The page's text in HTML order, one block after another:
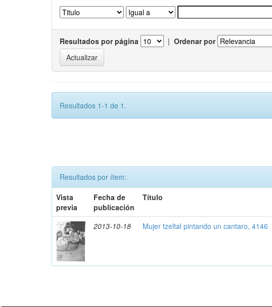
Resultados por página | Ordenar por
Resultados 1-1 de 1.
Resultados por ítem:
Vista
previa
Fecha de
publicación
Título
2013-10-18 Mujer tzeltal pintando un cantaro, 4146